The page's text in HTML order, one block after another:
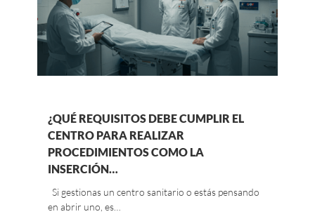
¿QUÉ REQUISITOS DEBE CUMPLIR EL
CENTRO PARA REALIZAR
PROCEDIMIENTOS COMO LA
INSERCIÓN…
Si gestionas un centro sanitario o estás pensando
en abrir uno, es…